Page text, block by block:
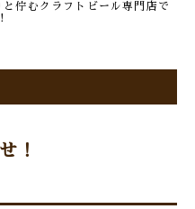
佇むクラフトビール専門店で
！